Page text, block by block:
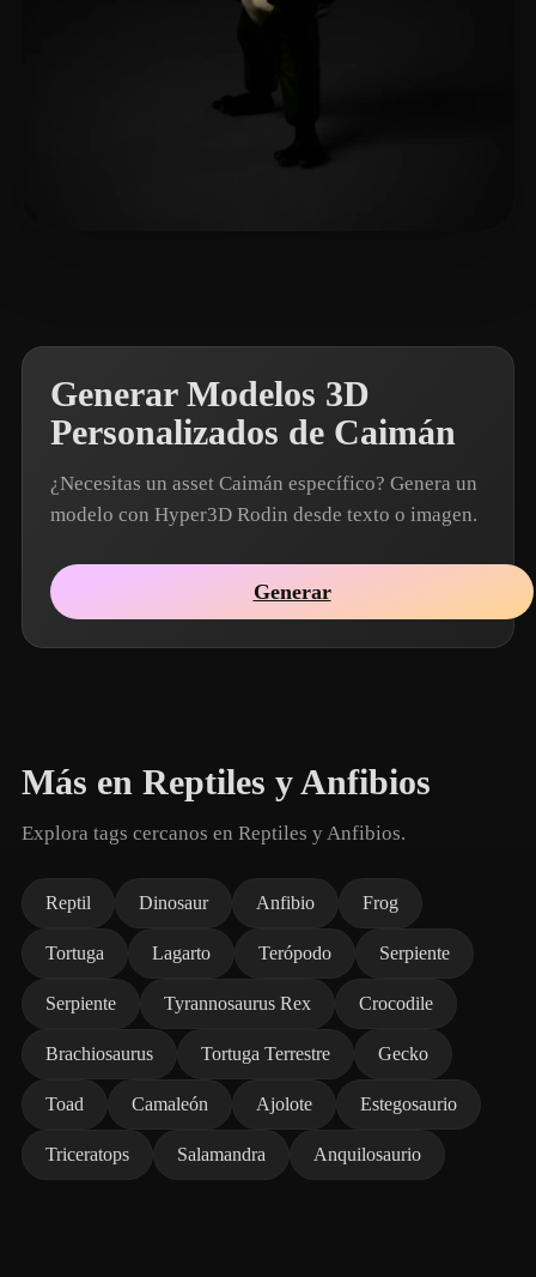
Generar Modelos 3D
Personalizados de Caimán
¿Necesitas un asset Caimán específico? Genera un
modelo con Hyper3D Rodin desde texto o imagen.
Generar
Más en Reptiles y Anfibios
Explora tags cercanos en Reptiles y Anfibios.
Reptil Dinosaur Anfibio Frog
Tortuga Lagarto Terópodo Serpiente
Serpiente Tyrannosaurus Rex Crocodile
Brachiosaurus Tortuga Terrestre Gecko
Toad Camaleón Ajolote Estegosaurio
Triceratops Salamandra Anquilosaurio